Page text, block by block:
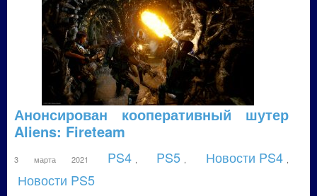
Анонсирован кооперативный шутер
Aliens: Fireteam
3 марта 2021 PS4 PS5 Новости PS4
Новости PS5